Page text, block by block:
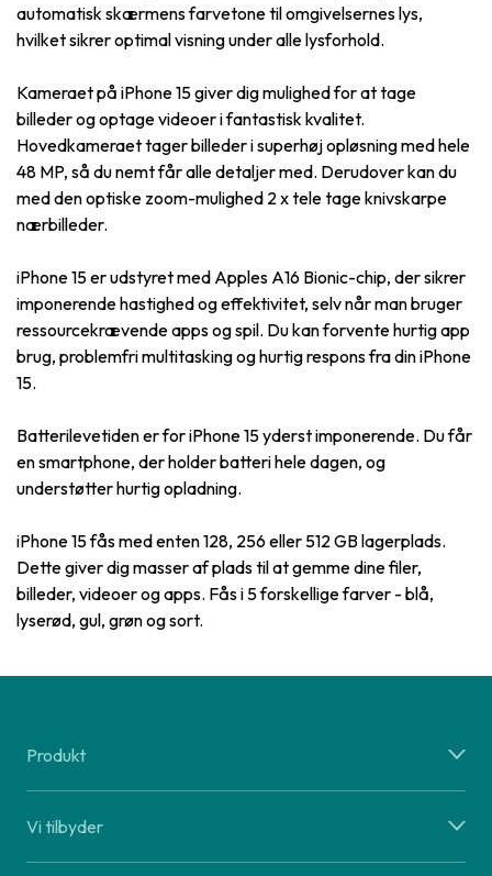
automatisk skærmens farvetone til omgivelsernes lys,
hvilket sikrer optimal visning under alle lysforhold.
Kameraet på iPhone 15 giver dig mulighed for at tage
billeder og optage videoer i fantastisk kvalitet.
Hovedkameraet tager billeder i superhøj opløsning med hele
48 MP, så du nemt får alle detaljer med. Derudover kan du
med den optiske zoom-mulighed 2 x tele tage knivskarpe
nærbilleder.
iPhone 15 er udstyret med Apples A16 Bionic-chip, der sikrer
imponerende hastighed og effektivitet, selv når man bruger
ressourcekrævende apps og spil. Du kan forvente hurtig app
brug, problemfri multitasking og hurtig respons fra din iPhone
15.
Batterilevetiden er for iPhone 15 yderst imponerende. Du får
en smartphone, der holder batteri hele dagen, og
understøtter hurtig opladning.
iPhone 15 fås med enten 128, 256 eller 512 GB lagerplads.
Dette giver dig masser af plads til at gemme dine filer,
billeder, videoer og apps. Fås i 5 forskellige farver - blå,
lyserød, gul, grøn og sort.
Produkt
Vi tilbyder